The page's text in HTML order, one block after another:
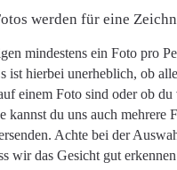
werden für eine
mindestens ein Foto pro
ist hierbei unerheblich, ob
einem Foto sind oder ob
kannst du uns auch mehrere
Achte bei der
wir das Gesicht gut